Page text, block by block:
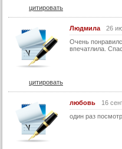
цитировать
Людмила
26
Очень
впечатлила.
цитировать
любовь
16
один раз